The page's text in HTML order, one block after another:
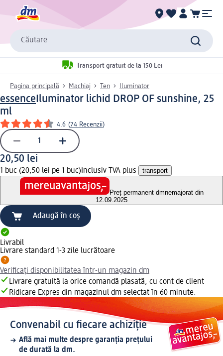
Căutare
Transport gratuit de la 150 Lei
Pagina principală Machiaj Ten Iluminator
essence Iluminator lichid DROP OF sunshine, 25
ml
4.6 (74 Recenzii)
20,50 lei
1 buc (20,50 lei pe 1 buc) Inclusiv TVA plus transport
Preț permanent dmnemajorat din
12.09.2025
Adaugă în coș
Livrabil
Livrare standard 1-3 zile lucrătoare
Verificați disponibilitatea într-un magazin dm
Livrare gratuită la orice comandă plasată, cu cont de client
Ridicare Expres din magazinul dm selectat în 60 minute.
Convenabil cu fiecare achiziție
Află mai multe despre garanția prețului
de durată la dm.